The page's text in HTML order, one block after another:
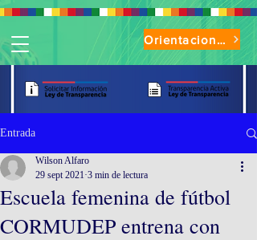
Orientaciones de Uso Parque Oasis
Entrada
Escuela femenina de fútbol
CORMUDEP entrena con
Wilson Alfaro
29 sept 2021 3 min de lectura